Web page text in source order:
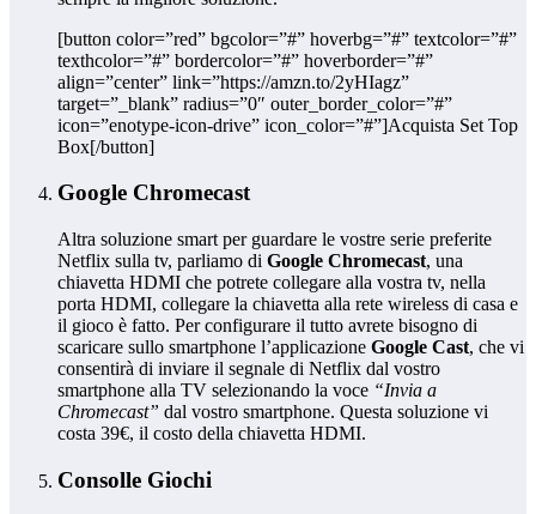
[button color=”red” bgcolor=”#” hoverbg=”#” textcolor=”#”
texthcolor=”#” bordercolor=”#” hoverborder=”#”
align=”center” link=”https://amzn.to/2yHIagz”
target=”_blank” radius=”0″ outer_border_color=”#”
icon=”enotype-icon-drive” icon_color=”#”]Acquista Set Top
Box[/button]
Google Chromecast
Altra soluzione smart per guardare le vostre serie preferite
Netflix sulla tv, parliamo di Google Chromecast, una
chiavetta HDMI che potrete collegare alla vostra tv, nella
porta HDMI, collegare la chiavetta alla rete wireless di casa e
il gioco è fatto. Per configurare il tutto avrete bisogno di
scaricare sullo smartphone l’applicazione Google Cast, che vi
consentirà di inviare il segnale di Netflix dal vostro
smartphone alla TV selezionando la voce “Invia a
Chromecast” dal vostro smartphone. Questa soluzione vi
costa 39€, il costo della chiavetta HDMI.
Consolle Giochi